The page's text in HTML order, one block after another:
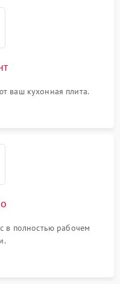
ваш кухонная плита.
в полностью рабочем